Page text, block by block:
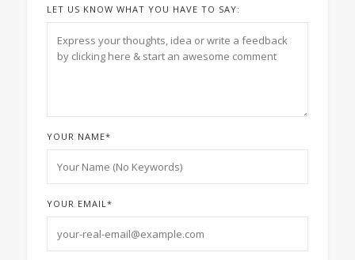
LET US KNOW WHAT YOU HAVE TO SAY:
YOUR NAME*
YOUR EMAIL *